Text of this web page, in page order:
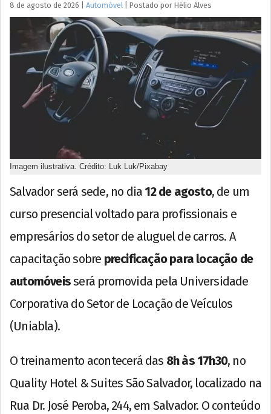
8 de agosto de 2026 Automóvel Postado por Hélio Alves
Imagem ilustrativa. Crédito: Luk Luk/Pixabay
Salvador será sede, no dia 12 de agosto, de um
curso presencial voltado para profissionais e
empresários do setor de aluguel de carros. A
capacitação sobre precificação para locação de
automóveisserá promovida pela Universidade
Corporativa do Setor de Locação de Veículos
(Uniabla).
O treinamento acontecerá das 8h às 17h30, no
Quality Hotel & Suites São Salvador, localizado na
Rua Dr. José Peroba, 244, em Salvador. O conteúdo